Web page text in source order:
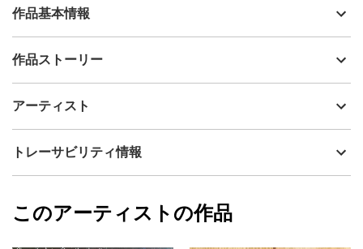
作品基本情報
出品者
制作年
アクリル
カラー
青
作品ストーリー
静けさと動き溢れゆく
コンポジションさせながら
アーティスト
川瀬大樹
フォローする
トレーサビリティ情報
川瀬大樹
このアーティストの作品